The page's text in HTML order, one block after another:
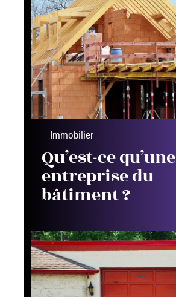
Immobilier
Qu’est-ce qu’une
entreprise du
bâtiment ?